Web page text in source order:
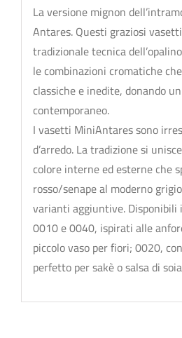
La versione mignon
Antares. Questi graziosi
tradizionale tecnica
le combinazioni cromatiche
classiche e inedite, donando
contemporaneo.
I vasetti MiniAntares sono
d’arredo. La tradizione si
colore interne ed esterne che
rosso/senape al moderno
varianti aggiuntive.
0010 e 0040, ispirati alle
piccolo vaso per fiori; 0020,
perfetto per sakè o salsa di